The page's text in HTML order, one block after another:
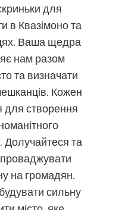
для
в Квазімоно та
Ваша щедра
нам разом
та визначати
Кожен
для створення
Долучайтеся та
на громадян.
сильну